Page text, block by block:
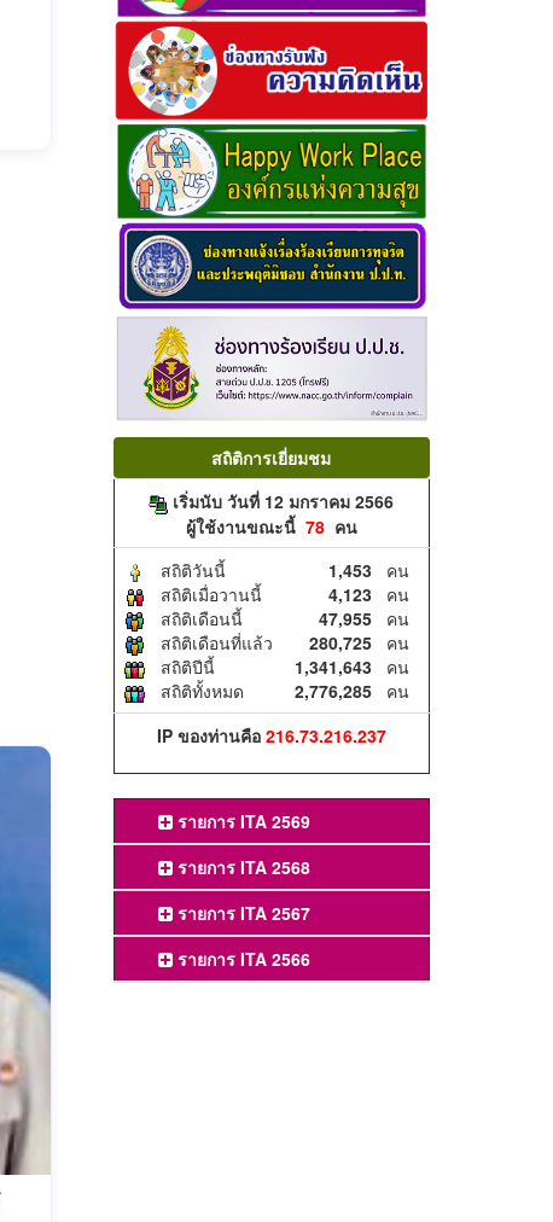
สถิติการเยี่ยมชม
เริ่มนับ วันที่ 12 มกราคม 2566
ผู้ใช้งานขณะนี้ 78คน
สถิติวันนี้
1,453คน
สถิติเมื่อวานนี้
4,123คน
สถิติเดือนนี้
47,955คน
สถิติเดือนที่แล้ว
280,725คน
สถิติปีนี้
1,341,643คน
สถิติทั้งหมด
2,776,285คน
IP ของท่านคือ 216.73.216.237
รายการ ITA 2569
รายการ ITA 2568
รายการ ITA 2567
รายการ ITA 2566